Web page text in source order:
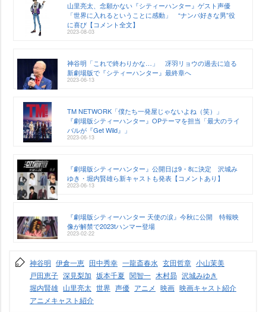
山里亮太、念願かない『シティーハンター』ゲスト声優
「世界に入れるということに感動」 “ナンパ好きな男”役
に喜び【コメント全文】
2023-08-03
神谷明「これで終わりかな…」 冴羽リョウの過去に迫る
新劇場版で『シティーハンター』最終章へ
2023-06-13
TM NETWORK「僕たち一発屋じゃないよね（笑）」
『劇場版シティーハンター』OPテーマを担当「最大のライ
バルが『Get Wild』」
2023-06-13
『劇場版シティーハンター』公開日は9・8に決定 沢城み
ゆき・堀内賢雄ら新キャストも発表【コメントあり】
2023-06-13
『劇場版シティーハンター 天使の涙』今秋に公開 特報映
像が解禁で2023tハンマー登場
2023-02-22
神谷明 伊倉一恵 田中秀幸 一龍斎春水 玄田哲章 小山茉美
戸田恵子 深見梨加 坂本千夏 関智一 木村昴 沢城みゆき
堀内賢雄 山里亮太 世界 声優 アニメ 映画 映画キャスト紹介
アニメキャスト紹介